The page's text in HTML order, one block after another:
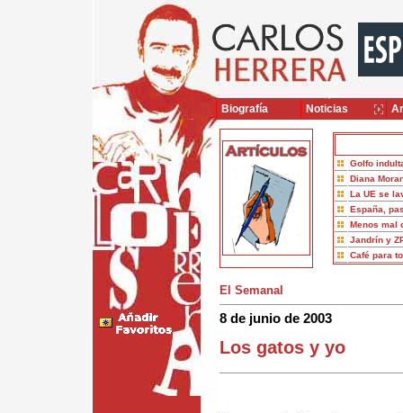
Golfo
Diana
La UE se
España,
Menos mal
Jandrín y
Café para
El Semanal
8 de junio de 2003
Los gatos y yo
Biografía Noticias